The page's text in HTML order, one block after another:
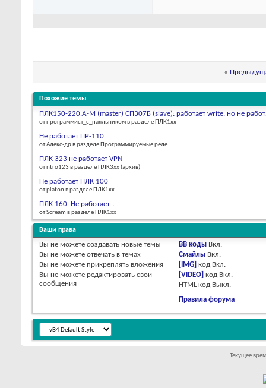
«
Похожие темы
ПЛК150-220.А-М (master) СП307Б (slave): работает write, но не
от программист_с_паяльником в разделе ПЛК1хх
Не работает ПР-110
от Алекс-др в разделе Программируемые реле
ПЛК 323 не работает VPN
от ntro123 в разделе ПЛК3xx (архив)
Не работает ПЛК 100
от platon в разделе ПЛК1хх
ПЛК 160. Не работает...
от Scream в разделе ПЛК1хх
Ваши права
Вы не можете создавать новые темы
Вы не можете отвечать в темах
Вы не можете прикреплять вложения
Вы не можете редактировать свои
сообщения
BB коды Вкл.
Смайлы Вкл.
[IMG] код Вкл.
[VIDEO] код Вкл.
HTML код Выкл.
Правила форума
Текущее